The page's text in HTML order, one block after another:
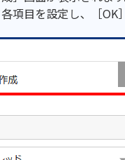
項目を設定し、［OK